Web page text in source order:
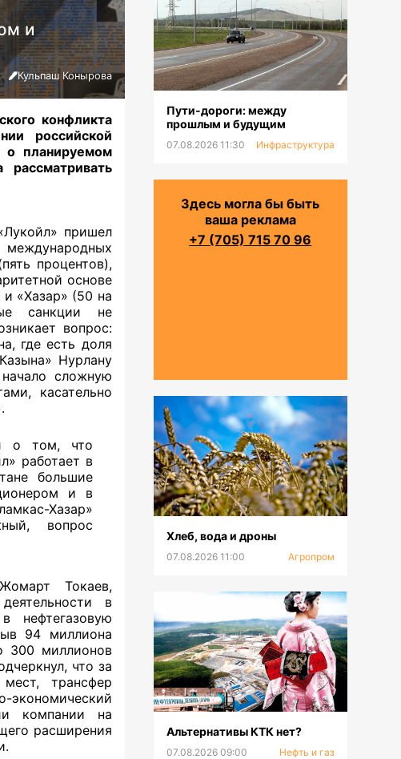
и
Кульпаш Конырова
конфликта
российской
о планируемом
пришел
процентов),
основе
«Хазар» (50 на
санкции не
вопрос:
где есть доля
Нурлану
сложную
касательно
о том, что
работает в
большие
и в
Хазар»
вопрос
Токаев,
в
нефтегазовую
94 миллиона
300 миллионов
что за
трансфер
компании на
расширения
Пути-дороги: между
прошлым и будущим
07.08.2026 11:30 Инфраструктура
Здесь могла бы быть
ваша реклама
+7 (705) 715 70 96
Хлеб, вода и дроны
07.08.2026 11:00 Агропром
Альтернативы КТК нет?
07.08.2026 09:00 Нефть и газ